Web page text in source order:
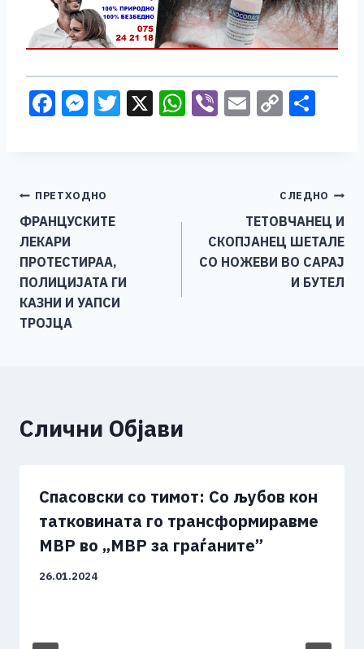
F
b
o
o
k
M
n
g
er
T X W
p
Vi E C
Li
n
k
Навигација
на
напис
ПРЕТХОДНО
ФРАНЦУСКИТЕ
ЛЕКАРИ
ПРОТЕСТИРАА,
ПОЛИЦИЈАТА ГИ
КАЗНИ И УАПСИ
ТРОЈЦА
СЛЕДНО
ТЕТОВЧАНЕЦ И
СКОПЈАНЕЦ ШЕТАЛЕ
СО НОЖЕВИ ВО САРАЈ
И БУТЕЛ
Слични Објави
Спасовски со тимот: Со љубов кон
татковината го трансформиравме
МВР во „МВР за граѓаните”
26.01.2024